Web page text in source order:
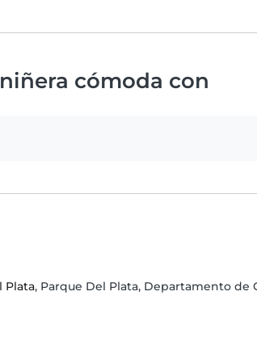
cómoda con
Plata, Parque Del Plata, Departamento de